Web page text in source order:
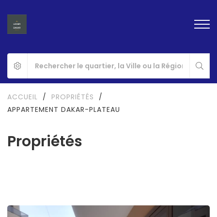
Propriétés
ACCUEIL / PROPRIÉTÉS
/
APPARTEMENT DAKAR-PLATEAU